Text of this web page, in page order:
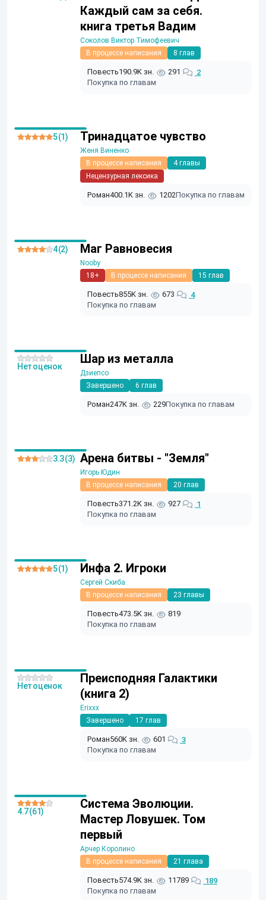
Каждый сам за себя.
книга третья Вадим
Соколов Виктор Тимофеевич
В процессе написания
8 глав
Повесть190.9K зн. 291
2
Покупка по главам
Тринадцатое чувство
Женя Виненко
В процессе написания
4 главы
Нецензурная лексика
Роман400.1K зн. 1202Покупка по главам
5 (1)
Маг Равновесия
Nooby
18+
В процессе написания 15 глав
Повесть855K зн. 673
4
Покупка по главам
4 (2)
Шар из металла
Дзиепсо
Завершено
6 глав
Роман247K зн. 229Покупка по главам
Нет оценок
Арена битвы - "Земля"
Игорь Юдин
В процессе написания
20 глав
Повесть371.2K зн. 927
1
Покупка по главам
3.3 (3)
Инфа 2. Игроки
Сергей Скиба
В процессе написания
23 главы
Повесть473.5K зн.
819
Покупка по главам
5 (1)
Преисподняя Галактики
(книга 2)
Erixxx
Завершено
17 глав
Роман560K зн. 601
3
Покупка по главам
Нет оценок
Система Эволюции.
Мастер Ловушек. Том
первый
Арчер Королино
В процессе написания
21 глава
Повесть574.9K зн. 11789
189
Покупка по главам
4.7 (61)